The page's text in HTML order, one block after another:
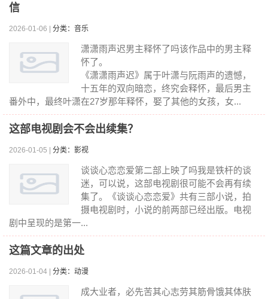
信
2026-01-06 | 分类：音乐
潇潇雨声迟男主释怀了吗该作品中的男主释
怀了。
《潇潇雨声迟》属于叶潇与阮雨声的遗憾，
十五年的双向暗恋，终究会释怀，最后男主
番外中，最终叶潇在27岁那年释怀，娶了其他的女孩，女...
这部电视剧会不会出续集？
2026-01-05 | 分类：影视
谈谈心恋恋爱第二部上映了吗我是铁杆的谈
迷，可以说，这部电视剧很可能不会再有续
集了。《谈谈心恋恋爱》共有三部小说，拍
摄电视剧时，小说的前两部已经出版。电视
剧中呈现的是第一...
这篇文章的出处
2026-01-04 | 分类：动漫
成大业者，必先苦其心志劳其筋骨饿其体肤